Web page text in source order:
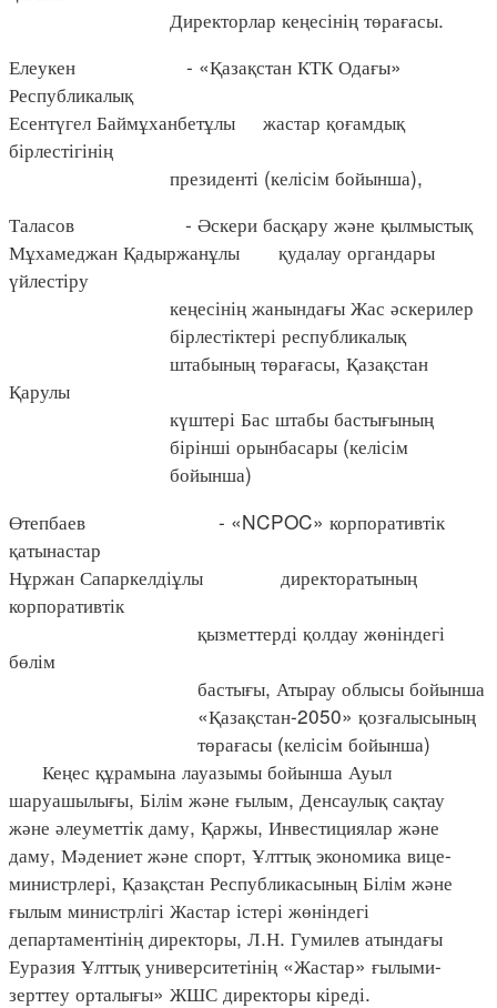
Директорлар кеңесінің төрағасы.
Елеукен - «Қазақстан КТК Одағы»
Республикалық
Есентүгел Баймұханбетұлы жастар қоғамдық
бірлестігінің
президенті (келісім бойынша),
Таласов - Әскери басқару және қылмыстық
Мұхамеджан Қадыржанұлы қудалау органдары
үйлестіру
кеңесінің жанындағы Жас әскерилер
бірлестіктері республикалық
штабының төрағасы, Қазақстан
Қарулы
күштері Бас штабы бастығының
бірінші орынбасары (келісім
бойынша)
Өтепбаев - «NCPOC» корпоративтік
қатынастар
Нұржан Сапаркелдіұлы директоратының
корпоративтік
қызметтерді қолдау жөніндегі
бөлім
бастығы, Атырау облысы бойынша
«Қазақстан-2050» қозғалысының
төрағасы (келісім бойынша)
Кеңес құрамына лауазымы бойынша Ауыл
шаруашылығы, Білім және ғылым, Денсаулық сақтау
және әлеуметтік даму, Қаржы, Инвестициялар және
даму, Мәдениет және спорт, Ұлттық экономика вице-
министрлері, Қазақстан Республикасының Білім және
ғылым министрлігі Жастар істері жөніндегі
департаментінің директоры, Л.Н. Гумилев атындағы
Еуразия Ұлттық университетінің «Жастар» ғылыми-
зерттеу орталығы» ЖШС директоры кіреді.